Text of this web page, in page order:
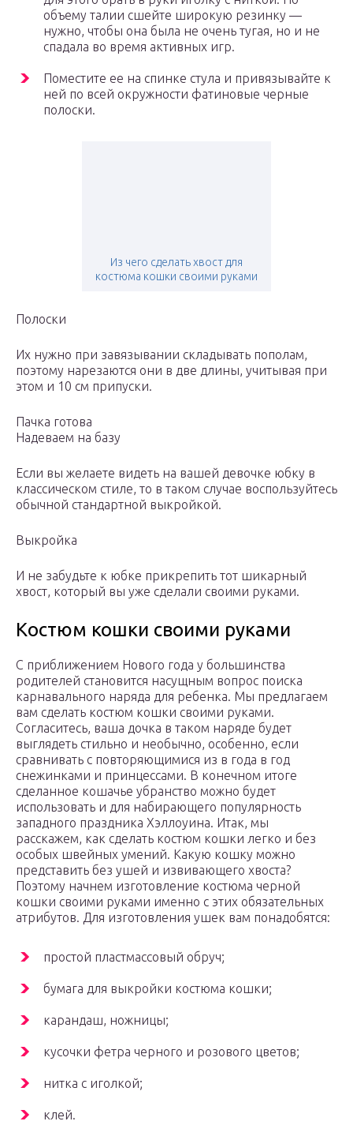
объему талии сшейте широкую резинку —
нужно, чтобы она была не очень тугая, но и не
спадала во время активных игр.
Поместите ее на спинке стула и привязывайте к
ней по всей окружности фатиновые черные
полоски.
Из чего сделать хвост для
костюма кошки своими руками
Полоски
Их нужно при завязывании складывать пополам,
поэтому нарезаются они в две длины, учитывая при
этом и 10 см припуски.
Пачка готова
Надеваем на базу
Если вы желаете видеть на вашей девочке юбку в
классическом стиле, то в таком случае воспользуйтесь
обычной стандартной выкройкой.
Выкройка
И не забудьте к юбке прикрепить тот шикарный
хвост, который вы уже сделали своими руками.
Костюм кошки своими руками
С приближением Нового года у большинства
родителей становится насущным вопрос поиска
карнавального наряда для ребенка. Мы предлагаем
вам сделать костюм кошки своими руками.
Согласитесь, ваша дочка в таком наряде будет
выглядеть стильно и необычно, особенно, если
сравнивать с повторяющимися из в года в год
снежинками и принцессами. В конечном итоге
сделанное кошачье убранство можно будет
использовать и для набирающего популярность
западного праздника Хэллоуина. Итак, мы
расскажем, как сделать костюм кошки легко и без
особых швейных умений. Какую кошку можно
представить без ушей и извивающего хвоста?
Поэтому начнем изготовление костюма черной
кошки своими руками именно с этих обязательных
атрибутов. Для изготовления ушек вам понадобятся:
простой пластмассовый обруч;
бумага для выкройки костюма кошки;
карандаш, ножницы;
кусочки фетра черного и розового цветов;
нитка с иголкой;
клей.